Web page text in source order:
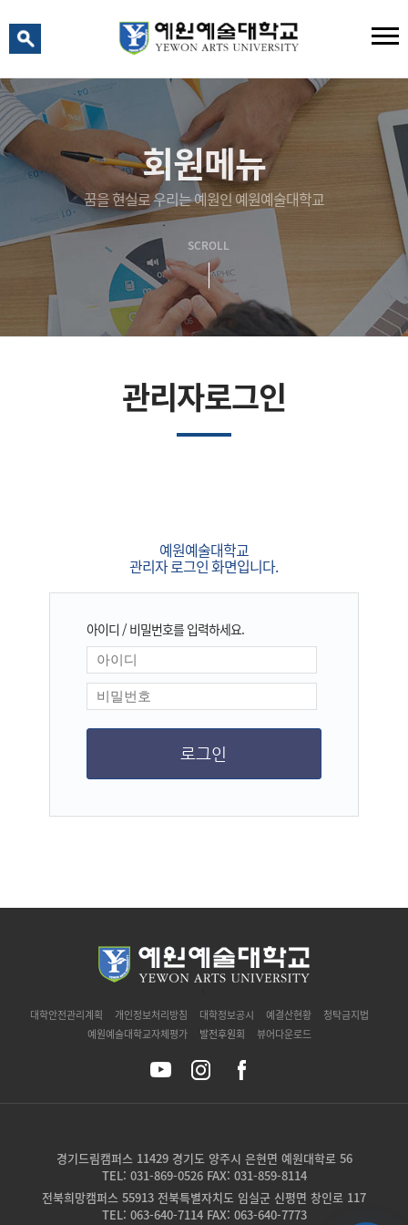
회원메뉴
꿈을 현실로 우리는 예원인 예원예술대학교
SCROLL
관리자로그인
예원예술대학교
관리자 로그인 화면입니다.
아이디 / 비밀번호를 입력하세요.
대학안전관리계획 개인정보처리방침 대학정보공시 예결산현황
청탁금지법
예원예술대학교자체평가
발전후원회 뷰어다운로드
경기드림캠퍼스 11429 경기도 양주시 은현면 예원대학로 56
TEL: 031-869-0526 FAX: 031-859-8114
전북희망캠퍼스 55913 전북특별자치도 임실군 신평면 창인로 117
TEL: 063-640-7114 FAX: 063-640-7773
예원예술대학교 AI 상담